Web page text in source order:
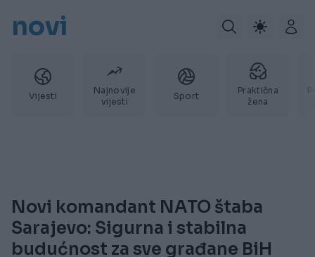
novi
Vijesti
Najnovije
vijesti
Sport
Praktična
žena
Novi komandant NATO štaba
Sarajevo: Sigurna i stabilna
budućnost za sve građane BiH